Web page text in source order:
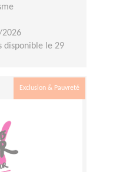
disponible le 29
Exclusion & Pauvreté